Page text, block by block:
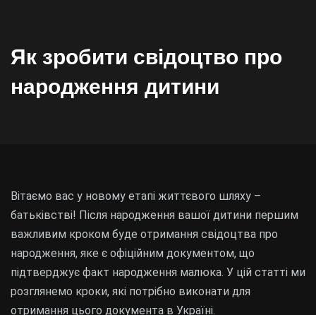
Як зробити свідоцтво про
народження дитини
Вітаємо вас у новому етапі життєвого шляху –
батьківстві! Після народження вашої дитини першим
важливим кроком буде отримання свідоцтва про
народження, яке є офіційним документом, що
підтверджує факт народження малюка. У цій статті ми
розглянемо кроки, які потрібно виконати для
отримання цього документа в Україні.